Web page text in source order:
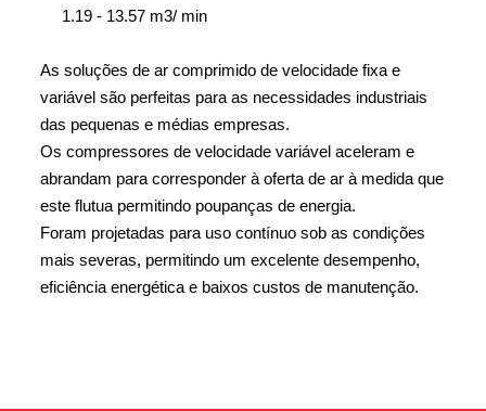
1.19 - 13.57 m3/ min
As soluções de ar comprimido de velocidade fixa e
variável são perfeitas para as necessidades industriais
das pequenas e médias empresas.
Os compressores de velocidade variável aceleram e
abrandam para corresponder à oferta de ar à medida que
este flutua permitindo poupanças de energia.
Foram projetadas para uso contínuo sob as condições
mais severas, permitindo um excelente desempenho,
eficiência energética e baixos custos de manutenção.